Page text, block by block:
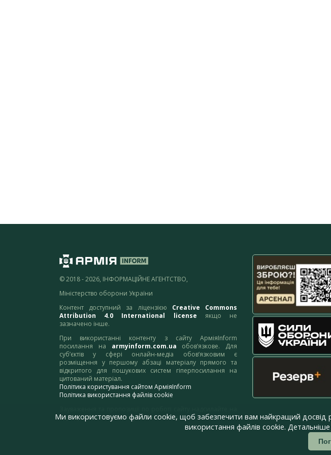
© 2018 - 2026, ІНФОРМАЦІЙНЕ АГЕНТСТВО,
Міністерство оборони України
Контент доступний за ліцензією Creative Commons
Attribution 4.0 International license якщо не
зазначено інше.
При використанні контенту з сайту АрміяInform
посилання на armyinform.com.ua обов’язкове. Для
суб’єктів у сфері онлайн-медіа обов’язковим є
розміщення у першому абзаці матеріалу прямого та
відкритого для пошукових систем гіперпосилання на
цитований матеріал.
Політика користування сайтом АрміяInform
Політика використання файлів cookie
адресу:webmaster@armyinform.com.ua
Ми використовуємо файли cookie, щоб забезпечити вам найкращий
використання файлів cookie.